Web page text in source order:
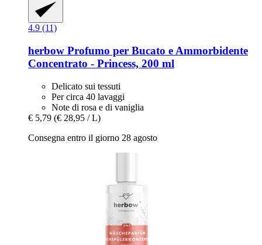
4.9 (11)
herbow Profumo per Bucato e Ammorbidente
Concentrato -​ Princess, 200 ml
Delicato sui tessuti
Per circa 40 lavaggi
Note di rosa e di vaniglia
€ 5,79 (€ 28,95 / L)
Consegna entro il giorno 28 agosto